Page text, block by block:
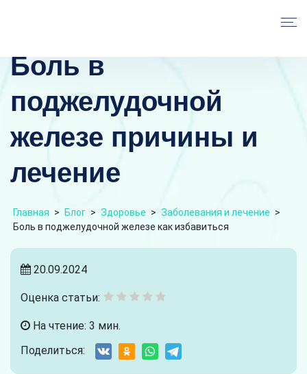
Боль в
поджелудочной
железе причины и
лечение
Главная > Блог > Здоровье > Заболевания и лечение >
Боль в поджелудочной железе как избавиться
20.09.2024
Оценка статьи:
На чтение: 3 мин.
Поделиться: